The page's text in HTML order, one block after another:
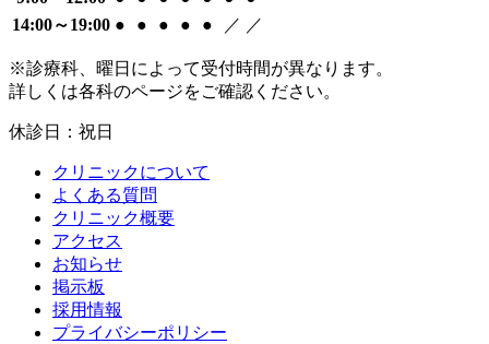
14:00～19:00 ● ● ● ● ● ／ ／
※診療科、曜日によって受付時間が異なります。
詳しくは各科のページをご確認ください。
休診日：祝日
クリニックについて
よくある質問
クリニック概要
アクセス
お知らせ
掲示板
採用情報
プライバシーポリシー